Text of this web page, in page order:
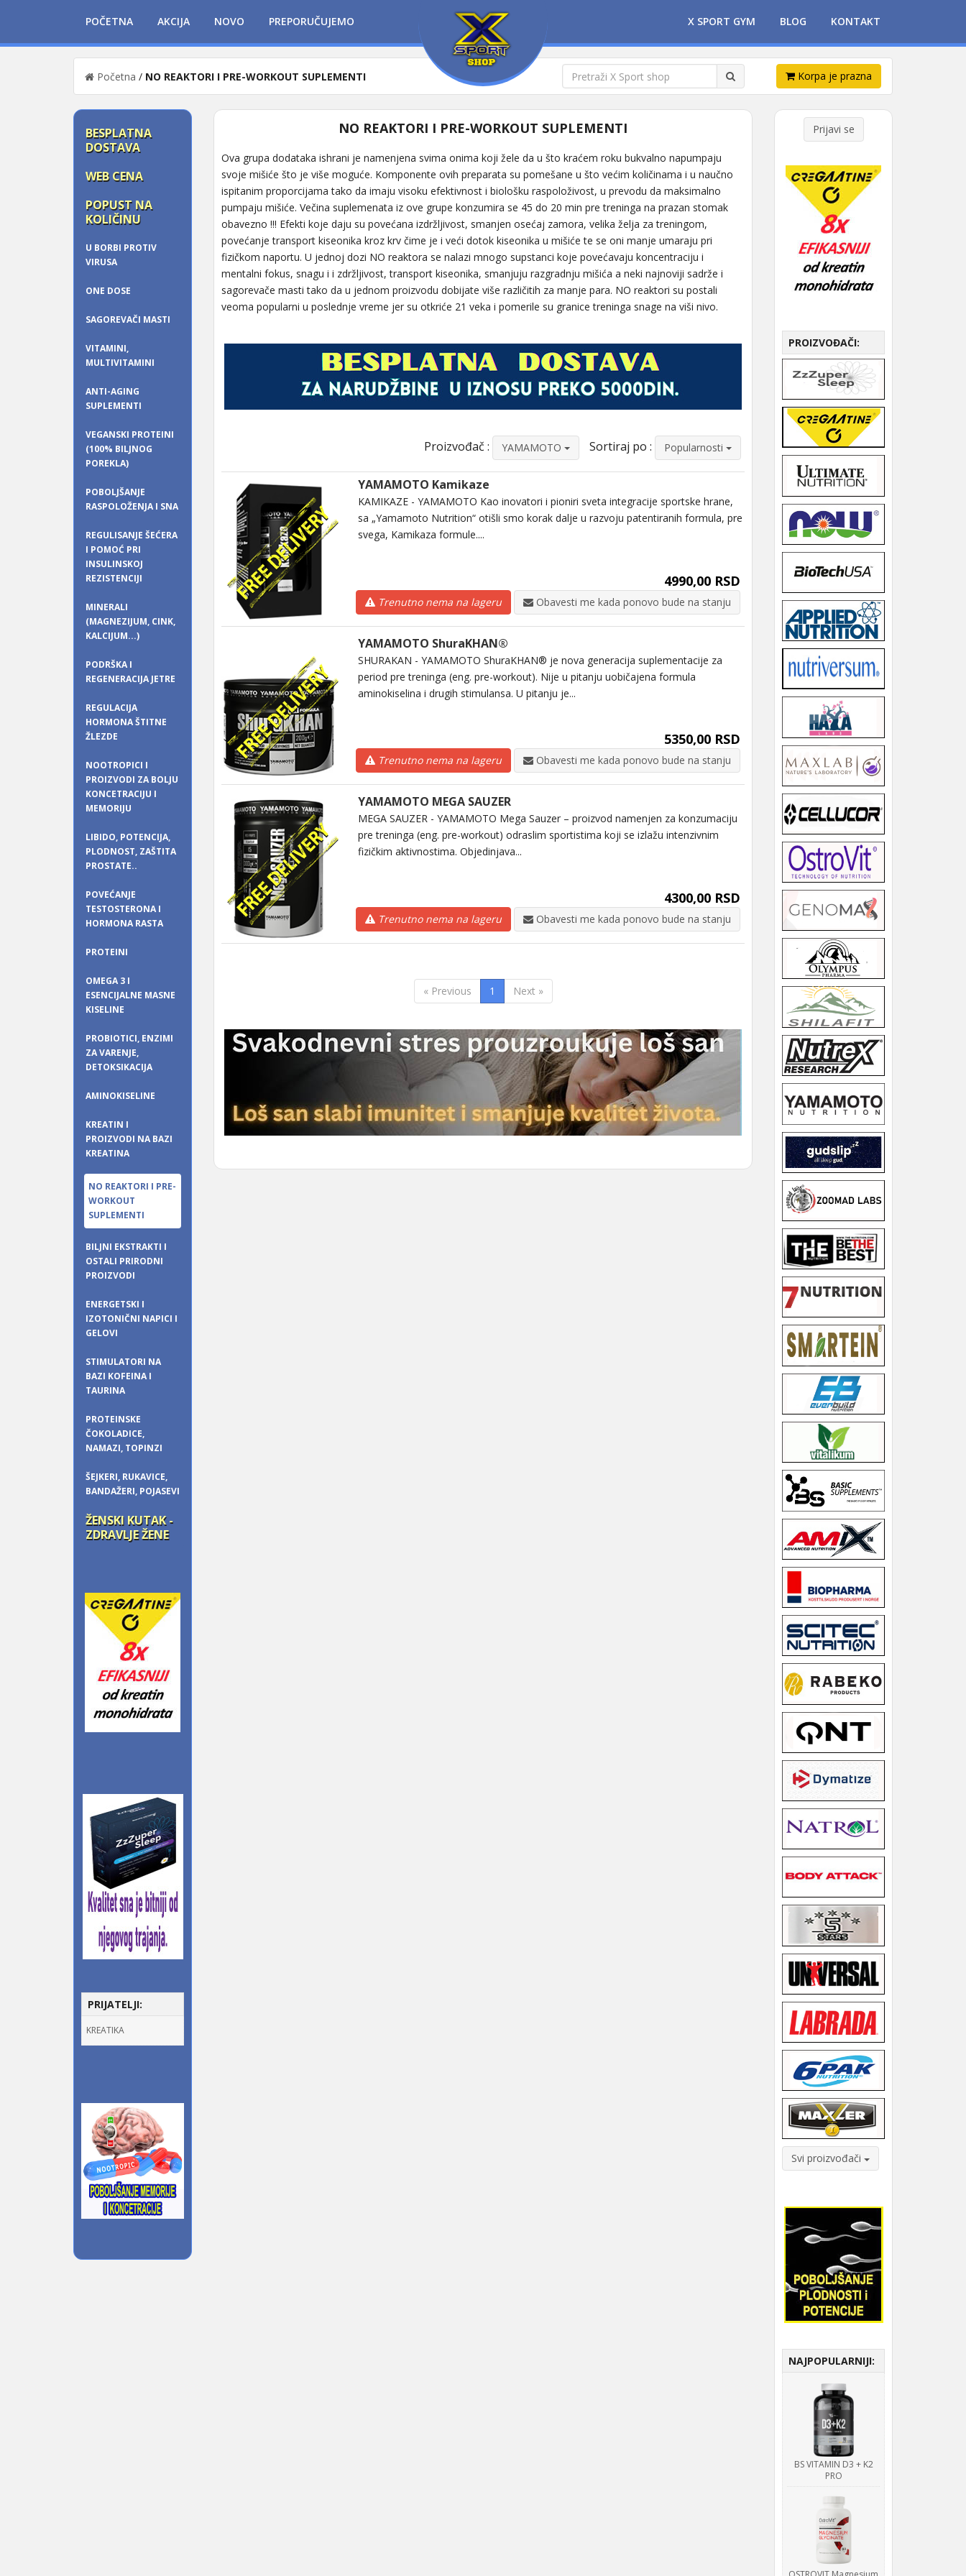
POČETNA AKCIJA NOVO PREPORUČUJEMO X SPORT GYM BLOG KONTAKT
Početna / NO REAKTORI I PRE-WORKOUT SUPLEMENTI Korpa je prazna
BESPLATNA
DOSTAVA
WEB CENA
POPUST NA
KOLIČINU
U BORBI PROTIV
VIRUSA
ONE DOSE
SAGOREVAČI MASTI
VITAMINI,
MULTIVITAMINI
ANTI-AGING
SUPLEMENTI
VEGANSKI PROTEINI
(100% BILJNOG
POREKLA)
POBOLJŠANJE
RASPOLOŽENJA I SNA
REGULISANJE ŠEĆERA
I POMOĆ PRI
INSULINSKOJ
REZISTENCIJI
MINERALI
(MAGNEZIJUM, CINK,
KALCIJUM...)
PODRŠKA I
REGENERACIJA JETRE
REGULACIJA
HORMONA ŠTITNE
ŽLEZDE
NOOTROPICI I
PROIZVODI ZA BOLJU
KONCETRACIJU I
MEMORIJU
LIBIDO, POTENCIJA,
PLODNOST, ZAŠTITA
PROSTATE..
POVEĆANJE
TESTOSTERONA I
HORMONA RASTA
PROTEINI
OMEGA 3 I
ESENCIJALNE MASNE
KISELINE
PROBIOTICI, ENZIMI
ZA VARENJE,
DETOKSIKACIJA
AMINOKISELINE
KREATIN I
PROIZVODI NA BAZI
KREATINA
NO REAKTORI I PRE-
WORKOUT
SUPLEMENTI
BILJNI EKSTRAKTI I
OSTALI PRIRODNI
PROIZVODI
ENERGETSKI I
IZOTONIČNI NAPICI I
GELOVI
STIMULATORI NA
BAZI KOFEINA I
TAURINA
PROTEINSKE
ČOKOLADICE,
NAMAZI, TOPINZI
ŠEJKERI, RUKAVICE,
BANDAŽERI, POJASEVI
ŽENSKI KUTAK -
ZDRAVLJE ŽENE
PRIJATELJI:
KREATIKA
NO REAKTORI I PRE-WORKOUT SUPLEMENTI
Ova grupa dodataka ishrani je namenjena svima onima koji žele da u što kraćem roku bukvalno napumpaju
svoje mišiće što je više moguće. Komponente ovih preparata su pomešane u što većim količinama i u naučno
ispitanim proporcijama tako da imaju visoku efektivnost i biološku raspoloživost, u prevodu da maksimalno
pumpaju mišiće. Večina suplemenata iz ove grupe konzumira se 45 do 20 min pre treninga na prazan stomak
obavezno !!! Efekti koje daju su povećana izdržljivost, smanjen osećaj zamora, velika želja za treningom,
povećanje transport kiseonika kroz krv čime je i veći dotok kiseonika u mišiće te se oni manje umaraju pri
fizičkom naportu. U jednoj dozi NO reaktora se nalazi mnogo supstanci koje povećavaju koncentraciju i
mentalni fokus, snagu i i zdržljivost, transport kiseonika, smanjuju razgradnju mišića a neki najnoviji sadrže i
sagorevače masti tako da u jednom proizvodu dobijate više različitih za manje para. NO reaktori su postali
veoma popularni u poslednje vreme jer su otkriće 21 veka i pomerile su granice treninga snage na viši nivo.
Proizvođač : YAMAMOTO Sortiraj po : Popularnosti
YAMAMOTO Kamikaze
KAMIKAZE - YAMAMOTO Kao inovatori i pioniri sveta integracije sportske hrane,
sa „Yamamoto Nutrition“ otišli smo korak dalje u razvoju patentiranih formula, pre
svega, Kamikaza formule....
4990,00 RSD
Trenutno nema na lageru Obavesti me kada ponovo bude na stanju
YAMAMOTO ShuraKHAN®
SHURAKAN - YAMAMOTO ShuraKHAN® je nova generacija suplementacije za
period pre treninga (eng. pre-workout). Nije u pitanju uobičajena formula
aminokiselina i drugih stimulansa. U pitanju je...
5350,00 RSD
Trenutno nema na lageru Obavesti me kada ponovo bude na stanju
YAMAMOTO MEGA SAUZER
MEGA SAUZER - YAMAMOTO Mega Sauzer – proizvod namenjen za konzumaciju
pre treninga (eng. pre-workout) odraslim sportistima koji se izlažu intenzivnim
fizičkim aktivnostima. Objedinjava...
4300,00 RSD
Trenutno nema na lageru Obavesti me kada ponovo bude na stanju
« Previous 1 Next »
Prijavi se
PROIZVOĐAČI:
Svi proizvođači
NAJPOPULARNIJI:
BS VITAMIN D3 + K2
PRO